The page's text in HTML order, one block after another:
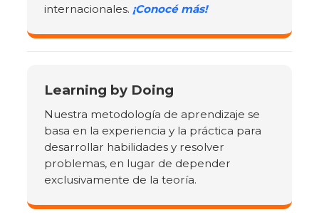
internacionales. ¡Conocé más!
Learning by Doing
Nuestra metodología de aprendizaje se
basa en la experiencia y la práctica para
desarrollar habilidades y resolver
problemas, en lugar de depender
exclusivamente de la teoría.